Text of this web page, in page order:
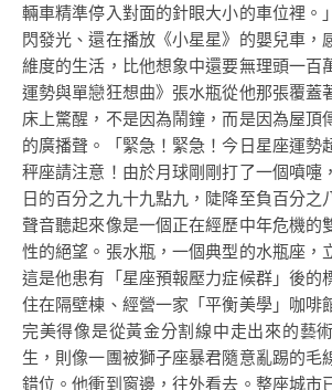
輛車精準停入對面的針眼大小的車位裡。
閃發光、還在播放《小星星》的嬰兒車，
維度的生活，比他想象中還要無理頭一百
運勢與單戀狂想曲》張水瓶從他那張覆蓋
床上驚醒，不是因為鬧鐘，而是因為屋頂
的廣播聲。「緊急！緊急！今日星座運勢
秤座請注意！由於月球剛剛打了一個噴嚏
日的百分之九十九點九，陡降至負百分之
聲音聽起來像是一個正在經歷中年危機的
性的絕望。張水瓶，一個典型的水瓶座，
這是他患有「星座預報壓力症候群」後的
住在隔壁棟、經營一家「平衡美學」咖啡
完美得像是從黃金分割線中走出來的藝
生，則像一團被獅子座暴君隨意亂踢的毛
錯位。他衝到窗邊，往外看去。整座城市